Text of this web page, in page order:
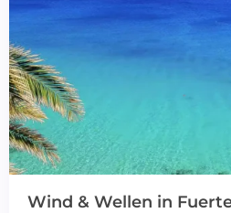
Wind & Wellen in